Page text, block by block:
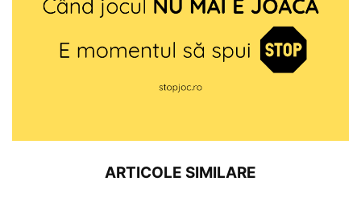
ARTICOLE SIMILARE